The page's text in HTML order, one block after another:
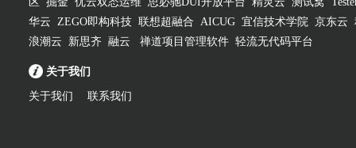
华云 ZEGO即构科技 联想超融合 AICUG 宜信技术学院 京东云
浪潮云
新思齐 融云 禅道项目管理软件 轻流无代码平台
关于我们
关于我们 联系我们